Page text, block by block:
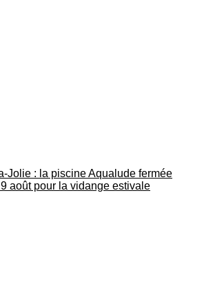
Jolie : la piscine Aqualude fermée
9 août pour la vidange estivale